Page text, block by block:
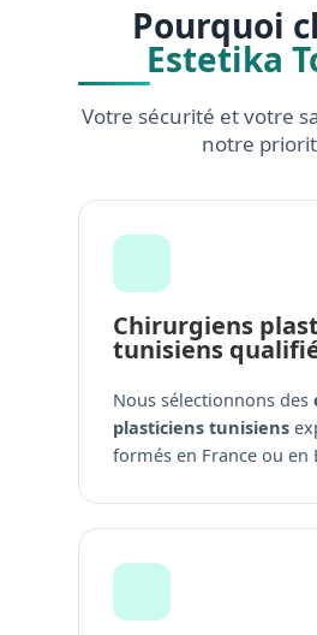
Après
Devis
Pourquoi
Estetika
Votre sécurité et votre
notre
Chirurgiens
tunisiens
Nous sélectionnons des
plasticiens tunisiens
formés en France ou en